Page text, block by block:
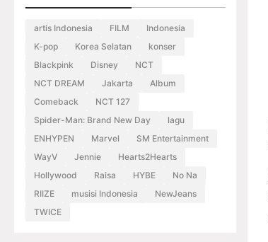
artis Indonesia FILM
Indonesia
K-pop
Korea Selatan
konser
Blackpink
Disney
NCT
NCT DREAM
Jakarta
Album
Comeback
NCT 127
Spider-Man: Brand New Day
lagu
ENHYPEN
Marvel
SM Entertainment
WayV
Jennie
Hearts2Hearts
Hollywood
Raisa HYBE
No Na
RIIZE
musisi Indonesia
NewJeans
TWICE